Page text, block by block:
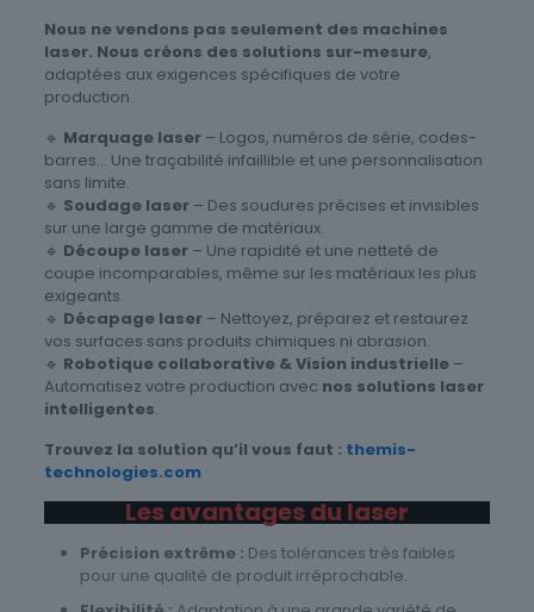
Nous ne vendons pas seulement des machines
laser. Nous créons des solutions sur-mesure,
adaptées aux exigences spécifiques de votre
production.
🔹 Marquage laser– Logos, numéros de série, codes-
barres… Une traçabilité infaillible et une personnalisation
sans limite.
🔹 Soudage laser– Des soudures précises et invisibles
sur une large gamme de matériaux.
🔹 Découpe laser– Une rapidité et une netteté de
coupe incomparables, même sur les matériaux les plus
exigeants.
🔹 Décapage laser– Nettoyez, préparez et restaurez
vos surfaces sans produits chimiques ni abrasion.
🔹 Robotique collaborative & Vision industrielle–
Automatisez votre production avec nos solutions laser
intelligentes.
Trouvez la solution qu’il vous faut : themis-
technologies.com
Les avantages du laser
Précision extrême : Des tolérances très faibles
pour une qualité de produit irréprochable.